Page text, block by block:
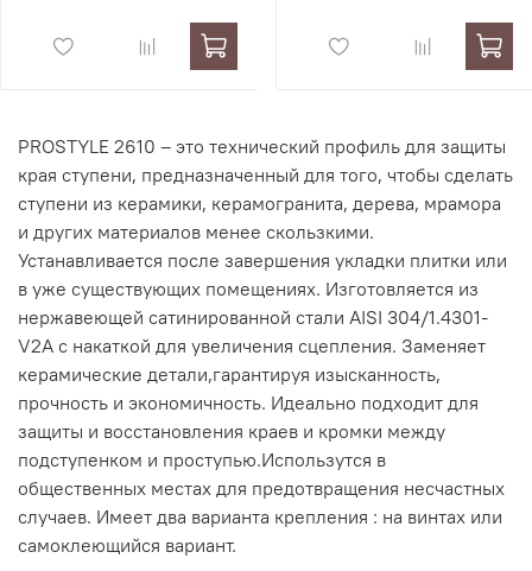
PROSTYLE 2610 – это технический профиль для защиты
края ступени, предназначенный для того, чтобы сделать
ступени из керамики, керамогранита, дерева, мрамора
и других материалов менее скользкими.
Устанавливается после завершения укладки плитки или
в уже существующих помещениях. Изготовляется из
нержавеющей сатинированной стали AISI 304/1.4301-
V2A с накаткой для увеличения сцепления. Заменяет
керамические детали,гарантируя изысканность,
прочность и экономичность. Идеально подходит для
защиты и восстановления краев и кромки между
подступенком и проступью.Использутся в
общественных местах для предотвращения несчастных
случаев. Имеет два варианта крепления : на винтах или
самоклеющийся вариант.